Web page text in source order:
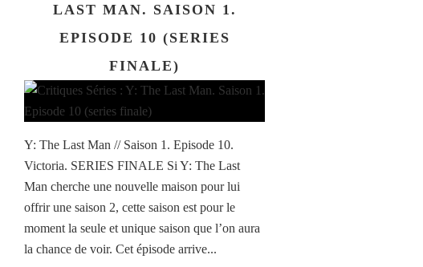
LAST MAN. SAISON 1.
EPISODE 10 (SERIES
FINALE)
Y: The Last Man // Saison 1. Episode 10.
Victoria. SERIES FINALE Si Y: The Last
Man cherche une nouvelle maison pour lui
offrir une saison 2, cette saison est pour le
moment la seule et unique saison que l’on aura
la chance de voir. Cet épisode arrive...